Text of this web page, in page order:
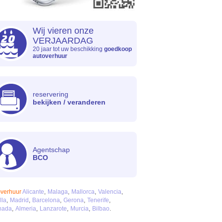
Wij vieren onze
VERJAARDAG
20 jaar tot uw beschikking goedkoop
autoverhuur
reservering
bekijken / veranderen
Agentschap
BCO
Alicante Malaga Mallorca Valencia
Madrid Barcelona Gerona Tenerife
Almeria Lanzarote Murcia Bilbao